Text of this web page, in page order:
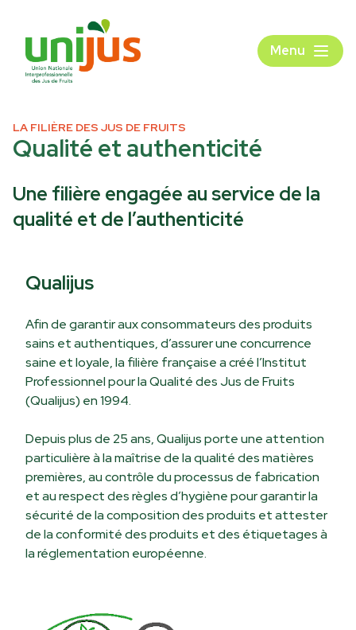
Menu
LA FILIÈRE DES JUS DE FRUITS
Qualité et authenticité
Une filière engagée au service de la
qualité et de l’authenticité
Qualijus
Afin de garantir aux consommateurs des produits
sains et authentiques, d’assurer une concurrence
saine et loyale, la filière française a créé l’Institut
Professionnel pour la Qualité des Jus de Fruits
(Qualijus) en 1994.
Depuis plus de 25 ans, Qualijus porte une attention
particulière à la maîtrise de la qualité des matières
premières, au contrôle du processus de fabrication
et au respect des règles d’hygiène pour garantir la
sécurité de la composition des produits et attester
de la conformité des produits et des étiquetages à
la réglementation européenne.